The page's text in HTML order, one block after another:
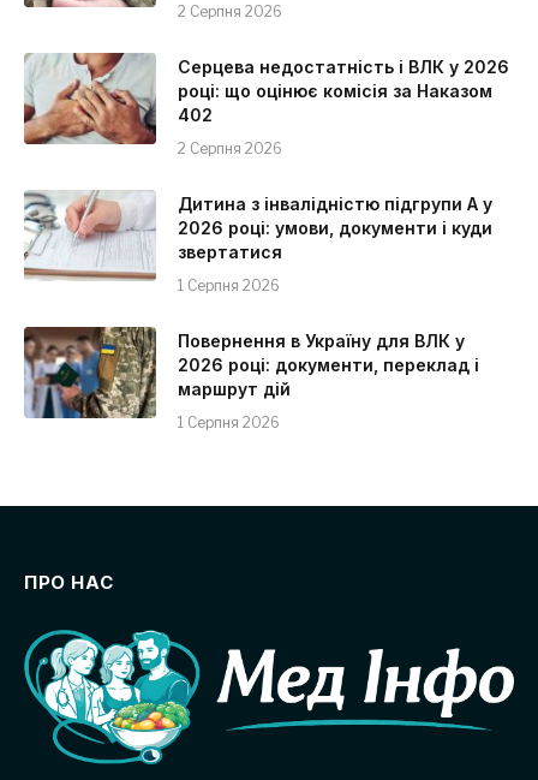
2 Серпня 2026
Серцева недостатність і ВЛК у 2026
році: що оцінює комісія за Наказом
402
2 Серпня 2026
Дитина з інвалідністю підгрупи А у
2026 році: умови, документи і куди
звертатися
1 Серпня 2026
Повернення в Україну для ВЛК у
2026 році: документи, переклад і
маршрут дій
1 Серпня 2026
ПРО НАС